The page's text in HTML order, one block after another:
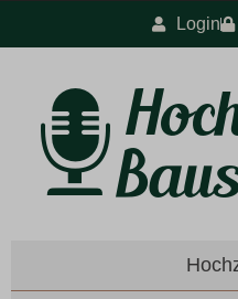
Login